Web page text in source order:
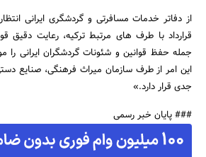
جستجو
از دفاتر خدمات مسافرتی و گردشگری ایرانی
قرارداد با طرف های مرتبط ترکیه، رعایت دقیق
جمله حفظ قوانین و شئونات گردشگران ایرانی را
این امر از طرف سازمان میراث فرهنگی، صنایع
جدی قرار دارد.»
### پایان خبر رسمی